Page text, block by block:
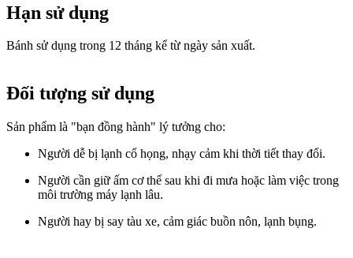
Hạn sử dụng
Bánh sử dụng trong 12 tháng kể từ ngày sản xuất.
Đối tượng sử dụng
Sản phẩm là "bạn đồng hành" lý tưởng cho:
Người dễ bị lạnh cổ họng, nhạy cảm khi thời tiết thay đổi.
Người cần giữ ấm cơ thể sau khi đi mưa hoặc làm việc trong
môi trường máy lạnh lâu.
Người hay bị say tàu xe, cảm giác buồn nôn, lạnh bụng.